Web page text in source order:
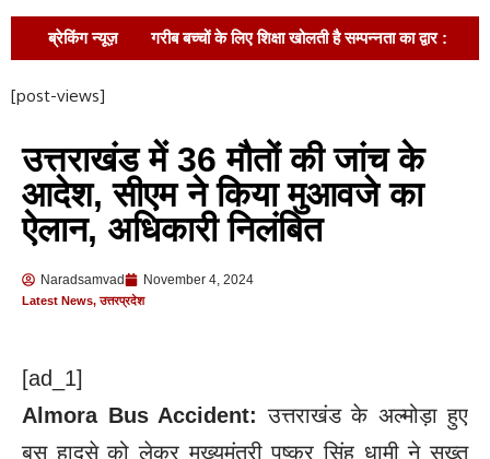
ब्रेकिंग न्यूज़ गरीब बच्चों के लिए शिक्षा खोलती है सम्पन्नता का द्वार :
डॉ. हृषिकेश भास्कर यशोद ने दिए तुरंत कार्रवाई के आदेश!
सरकारी धन के दुरुपयोग का आरोप, कार्रवाई तक
देओल, करण देओल और प्रीति जिंटा का भव्य स्वागत !
ड्यूटी से लौट रहे बैंक मैनेजर की सड़क हादसे में मौत
[post-views]
उत्तराखंड में 36 मौतों की जांच के
आदेश, सीएम ने किया मुआवजे का
ऐलान, अधिकारी निलंबित
Naradsamvad November 4, 2024
Latest News,उत्तरप्रदेश
[ad_1]
Almora Bus Accident: उत्तराखंड के अल्मोड़ा हुए
बस हादसे को लेकर मुख्यमंत्री पुष्कर सिंह धामी ने सख्त